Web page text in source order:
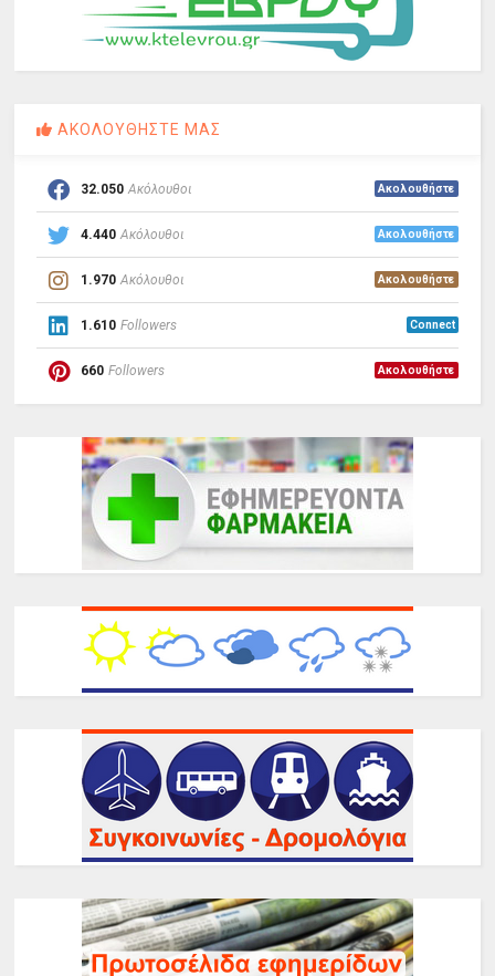
ΑΚΟΛΟΥΘΗΣΤΕ ΜΑΣ
32.050 Ακόλουθοι Ακολουθήστε
4.440 Ακόλουθοι Ακολουθήστε
1.970 Ακόλουθοι Ακολουθήστε
1.610 Followers Connect
660 Followers Ακολουθήστε